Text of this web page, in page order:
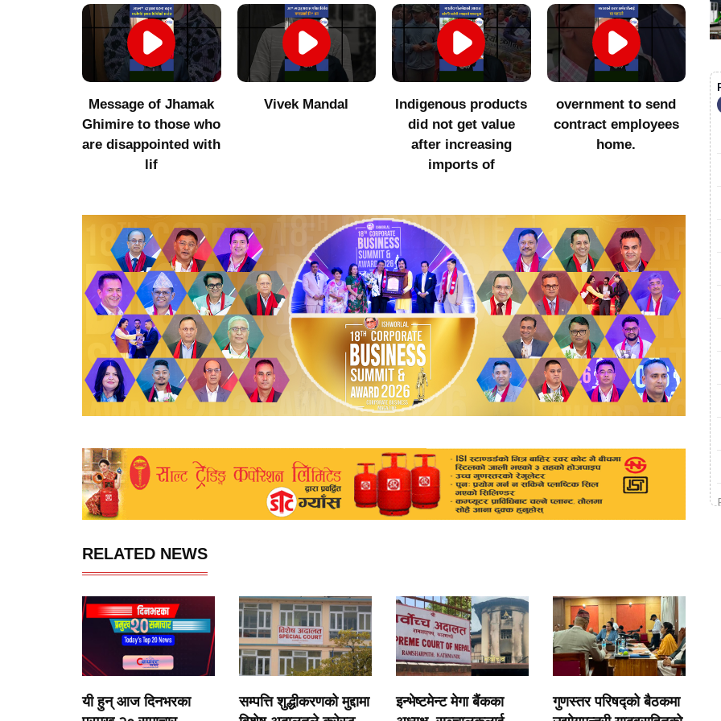
Message of Jhamak
Ghimire to those who
are disappointed with
lif
Vivek Mandal
Indigenous products
did not get value
after increasing
imports of
overnment to send
contract employees
home.
RELATED NEWS
यी हुन् आज दिनभरका
सम्पत्ति शुद्धीकरणको मुद्दामा
इन्भेष्टमेन्ट मेगा बैंकका
गुणस्तर परिषद्को बैठकमा